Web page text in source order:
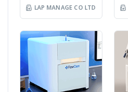
ความน่าเชื่อถือ ให้กับทุกห้อง
ปฏิบัติการที่ไว้วางใจเรา ดู
รายละเอียดสินค้าเพิ่มเติมได้ที่
www.skpower.co.th/ne
w_front/products-
category/49
เ
ต่อ
มุ่
:
ช่วยจัดเก็บอุปกรณ์และสาร
เคมีให้เป็นระเบียบ ช่วยทำให้
การทำงานสะดวกยิ่งขึ้น
พร้อมสร้างภาพลักษณ์ที่เป็น
มืออาชีพให้กับห้องปฏิบัติการ
นอกจากนี้ เรายังมีโครงสร้าง
และดีไซน์ให้เลือกหลากหลาย
พร้อมปรับแต่งเฉพาะตาม
ม
ก
พ
ด้
World Our
products are
under
ISO13485:2016
standard facility.
Gunster’s advanced
manufacturing
process continually
LAP MANAGE CO LTD
คุ
น